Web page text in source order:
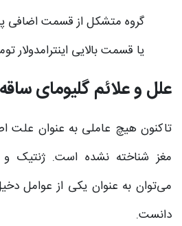
گروه متشکل از قسمت اضافى
یا قسمت بالایى اینترامدولار
علل و علائم گلیومای
تاکنون هیچ عاملی به عنوان علت
مغز شناخته نشده است. ژنتیک و
می‌توان به عنوان یکی از عوامل
دانست.